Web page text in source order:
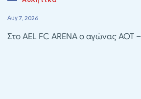
Αυγ 7, 2026
Στο AEL FC ARENA ο αγώνας ΑΟΤ